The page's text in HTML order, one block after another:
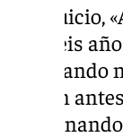
A su juicio,
casi seis
hacían